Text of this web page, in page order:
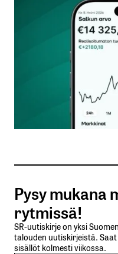
Kommentti*
Nimesi tai
Sähköpostiosoitteesi
Tilaa
Lähetä
Pysy mukana
rytmissä!
SR-uutiskirje on yksi
talouden uutiskirjeistä.
sisällöt kolmesti viikossa.